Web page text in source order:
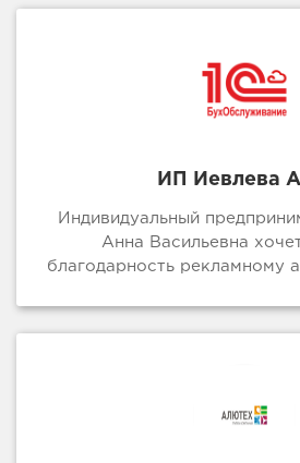
ИП Иевлева
Индивидуальный
Анна Васильевна
благодарность рекламному